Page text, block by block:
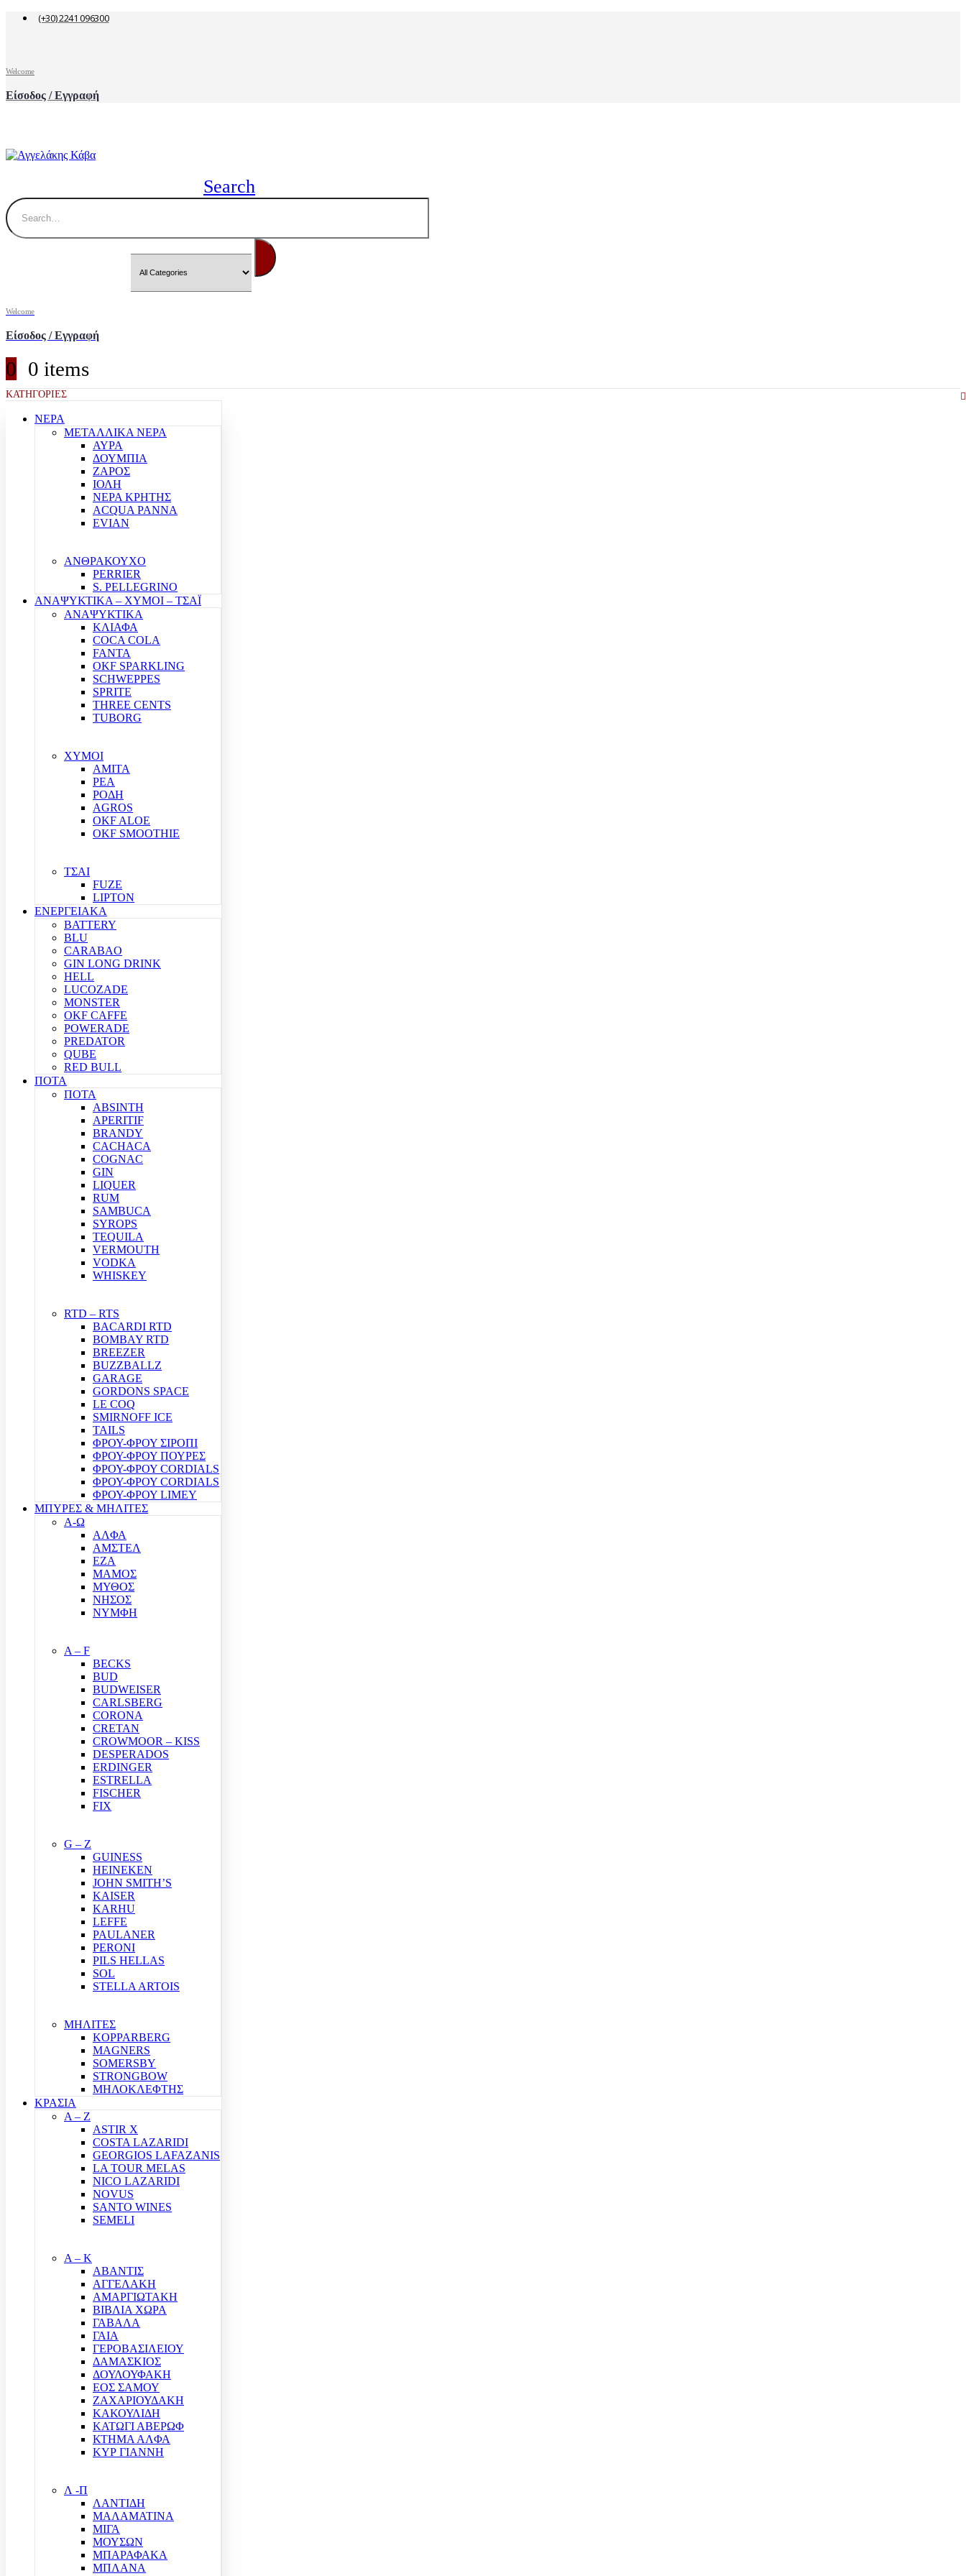
(+30) 2241 096300
Welcome
Είσοδος / Εγγραφή
Search
Welcome
Είσοδος / Εγγραφή
0 0 items
ΚΑΤΗΓΟΡΙΕΣ
ΝΕΡΑ
ΜΕΤΑΛΛΙΚΑ ΝΕΡΑ
ΑΥΡΑ
ΔΟΥΜΠΙΑ
ΖΑΡΟΣ
ΙΟΛΗ
ΝΕΡΑ ΚΡΗΤΗΣ
ACQUA PANNA
EVIAN
ΑΝΘΡΑΚΟΥΧΟ
PERRIER
S. PELLEGRINO
ΑΝΑΨΥΚΤΙΚΑ – ΧΥΜΟΙ – ΤΣΑΪ
ΑΝΑΨΥΚΤΙΚΑ
ΚΛΙΑΦΑ
COCA COLA
FANTA
OKF SPARKLING
SCHWEPPES
SPRITE
THREE CENTS
TUBORG
ΧΥΜΟΙ
ΑΜΙΤΑ
ΡΕΑ
ΡΟΔΗ
AGROS
OKF ALOE
OKF SMOOTHIE
ΤΣΑΙ
FUZE
LIPTON
ΕΝΕΡΓΕΙΑΚΑ
BATTERY
BLU
CARABAO
GIN LONG DRINK
HELL
LUCOZADE
MONSTER
OKF CAFFE
POWERADE
PREDATOR
QUBE
RED BULL
ΠΟΤΑ
ΠΟΤΑ
ABSINTH
APERITIF
BRANDY
CACHACA
COGNAC
GIN
LIQUER
RUM
SAMBUCA
SYROPS
TEQUILA
VERMOUTH
VODKA
WHISKEY
RTD – RTS
BACARDI RTD
BOMBAY RTD
BREEZER
BUZZBALLZ
GARAGE
GORDONS SPACE
LE COQ
SMIRNOFF ICE
TAILS
ΦΡΟΥ-ΦΡΟΥ ΣΙΡΟΠΙ
ΦΡΟΥ-ΦΡΟΥ ΠΟΥΡΕΣ
ΦΡΟΥ-ΦΡΟΥ CORDIALS
ΦΡΟΥ-ΦΡΟΥ CORDIALS
ΦΡΟΥ-ΦΡΟΥ LIMEY
ΜΠΥΡΕΣ & ΜΗΛΙΤΕΣ
Α-Ω
ΑΛΦΑ
ΑΜΣΤΕΛ
ΕΖΑ
ΜΑΜΟΣ
ΜΥΘΟΣ
ΝΗΣΟΣ
ΝΥΜΦΗ
A – F
BECKS
BUD
BUDWEISER
CARLSBERG
CORONA
CRETAN
CROWMOOR – KISS
DESPERADOS
ERDINGER
ESTRELLA
FISCHER
FIX
G – Z
GUINESS
HEINEKEN
JOHN SMITH’S
KAISER
KARHU
LEFFE
PAULANER
PERONI
PILS HELLAS
SOL
STELLA ARTOIS
ΜΗΛΙΤΕΣ
KOPPARBERG
MAGNERS
SOMERSBY
STRONGBOW
ΜΗΛΟΚΛΕΦΤΗΣ
ΚΡΑΣΙΑ
A – Z
ASTIR X
COSTA LAZARIDI
GEORGIOS LAFAZANIS
LA TOUR MELAS
NICO LAZARIDI
NOVUS
SANTO WINES
SEMELI
Α – Κ
ΑΒΑΝΤΙΣ
ΑΓΓΕΛΑΚΗ
ΑΜΑΡΓΙΩΤΑΚΗ
ΒΙΒΛΙΑ ΧΩΡΑ
ΓΑΒΑΛΑ
ΓΑΙΑ
ΓΕΡΟΒΑΣΙΛΕΙΟΥ
ΔΑΜΑΣΚΙΟΣ
ΔΟΥΛΟΥΦΑΚΗ
ΕΟΣ ΣΑΜΟΥ
ΖΑΧΑΡΙΟΥΔΑΚΗ
ΚΑΚΟΥΛΙΔΗ
ΚΑΤΩΓΙ ΑΒΕΡΩΦ
ΚΤΗΜΑ ΑΛΦΑ
ΚΥΡ ΓΙΑΝΝΗ
Λ -Π
ΛΑΝΤΙΔΗ
ΜΑΛΑΜΑΤΙΝΑ
ΜΙΓΑ
ΜΟΥΣΩΝ
ΜΠΑΡΑΦΑΚΑ
ΜΠΛΑΝΑ